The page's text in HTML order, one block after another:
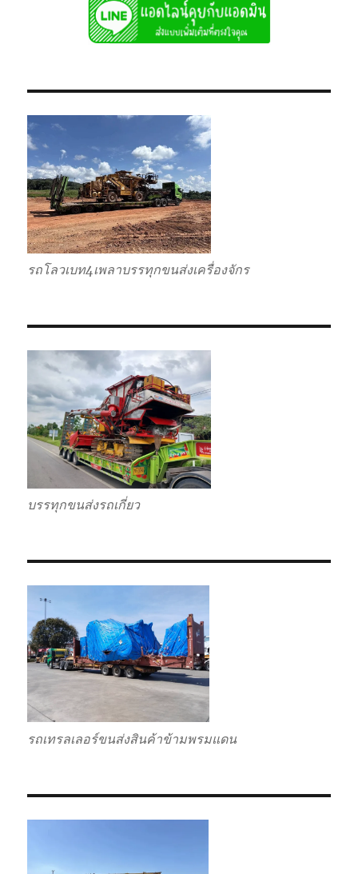
รถโลวเบท4เพลาบรรทุกขนส่งเครื่องจักร
บรรทุกขนส่งรถเกี่ยว
รถเทรลเลอร์ขนส่งสินค้าข้ามพรมแดน